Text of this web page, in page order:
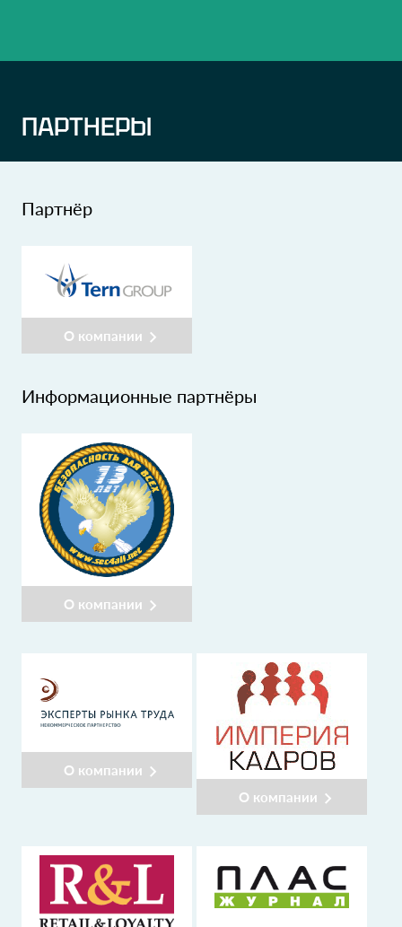
ПАРТНЕРЫ
Партнёр
О компании
Информационные партнёры
О компании
О компании
О компании